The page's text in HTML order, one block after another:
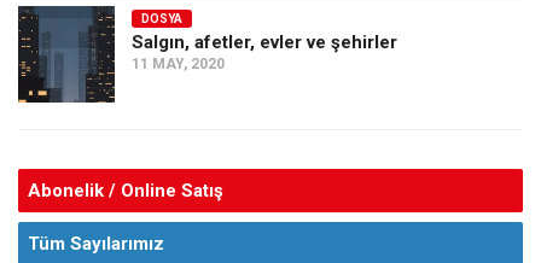
DOSYA
Salgın, afetler, evler ve şehirler
11 MAY, 2020
Abonelik / Online Satış
Tüm Sayılarımız